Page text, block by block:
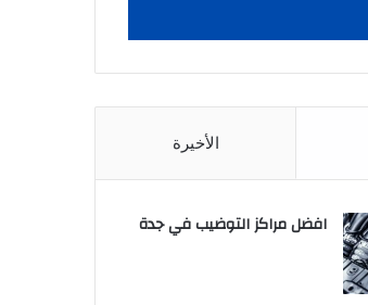
الأخيرة
افضل مراكز التوضيب في جدة